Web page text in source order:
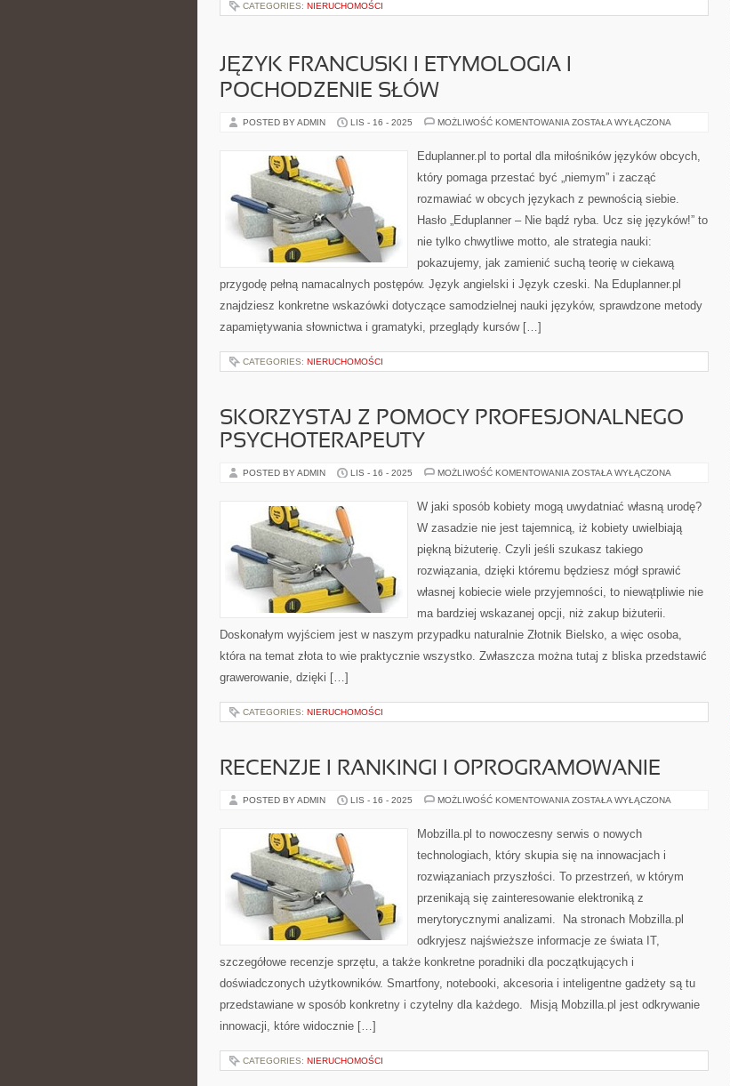
CATEGORIES: NIERUCHOMOŚCI
JĘZYK FRANCUSKI I ETYMOLOGIA I
POCHODZENIE SŁÓW
POSTED BY ADMIN LIS - 16 - 2025 MOŻLIWOŚĆ KOMENTOWANIA JĘZYK
ETYMOLOGIA
I
SŁÓW
ZOSTAŁA WYŁĄCZONA
Eduplanner.pl to portal dla miłośników języków obcych,
który pomaga przestać być „niemym” i zacząć
rozmawiać w obcych językach z pewnością siebie.
Hasło „Eduplanner – Nie bądź ryba. Ucz się języków!” to
nie tylko chwytliwe motto, ale strategia nauki:
pokazujemy, jak zamienić suchą teorię w ciekawą
przygodę pełną namacalnych postępów. Język angielski i Język czeski. Na Eduplanner.pl
znajdziesz konkretne wskazówki dotyczące samodzielnej nauki języków, sprawdzone metody
zapamiętywania słownictwa i gramatyki, przeglądy kursów […]
CATEGORIES: NIERUCHOMOŚCI
SKORZYSTAJ Z POMOCY PROFESJONALNEGO
PSYCHOTERAPEUTY
POSTED BY ADMIN LIS - 16 - 2025 MOŻLIWOŚĆ KOMENTOWANIA SKORZYSTAJ
PROFESJONALNEGO
PSYCHOTERAPEUTY
ZOSTAŁA WYŁĄCZONA
W jaki sposób kobiety mogą uwydatniać własną urodę?
W zasadzie nie jest tajemnicą, iż kobiety uwielbiają
piękną biżuterię. Czyli jeśli szukasz takiego
rozwiązania, dzięki któremu będziesz mógł sprawić
własnej kobiecie wiele przyjemności, to niewątpliwie nie
ma bardziej wskazanej opcji, niż zakup biżuterii.
Doskonałym wyjściem jest w naszym przypadku naturalnie Złotnik Bielsko, a więc osoba,
która na temat złota to wie praktycznie wszystko. Zwłaszcza można tutaj z bliska przedstawić
grawerowanie, dzięki […]
CATEGORIES: NIERUCHOMOŚCI
RECENZJE I RANKINGI I OPROGRAMOWANIE
POSTED BY ADMIN LIS - 16 - 2025 MOŻLIWOŚĆ KOMENTOWANIA RECENZJE
OPROGRAMOWANIE
ZOSTAŁA WYŁĄCZONA
Mobzilla.pl to nowoczesny serwis o nowych
technologiach, który skupia się na innowacjach i
rozwiązaniach przyszłości. To przestrzeń, w którym
przenikają się zainteresowanie elektroniką z
merytorycznymi analizami. Na stronach Mobzilla.pl
odkryjesz najświeższe informacje ze świata IT,
szczegółowe recenzje sprzętu, a także konkretne poradniki dla początkujących i
doświadczonych użytkowników. Smartfony, notebooki, akcesoria i inteligentne gadżety są tu
przedstawiane w sposób konkretny i czytelny dla każdego. Misją Mobzilla.pl jest odkrywanie
innowacji, które widocznie […]
CATEGORIES: NIERUCHOMOŚCI